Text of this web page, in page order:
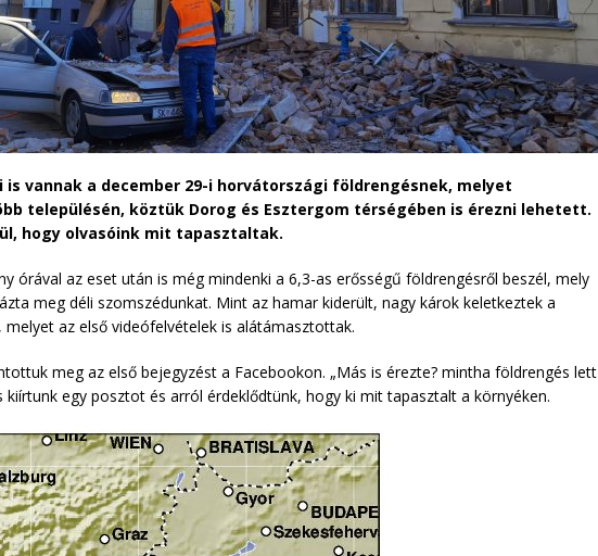
is vannak a december 29-i horvátországi földrengésnek, melyet
településén, köztük Dorog és Esztergom térségében is érezni lehetett.
hogy olvasóink mit tapasztaltak.
órával az eset után is még mindenki a 6,3-as erősségű földrengésről beszél, mely
meg déli szomszédunkat. Mint az hamar kiderült, nagy károk keletkeztek a
az első videófelvételek is alátámasztottak.
meg az első bejegyzést a Facebookon. „Más is érezte? mintha földrengés lett
kiírtunk egy posztot és arról érdeklődtünk, hogy ki mit tapasztalt a környéken.